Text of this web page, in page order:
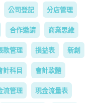
公司登記 分店管理
合作邀請 商業思維
款管理 損益表 新創
計科目 會計軟體
流管理 現金流量表